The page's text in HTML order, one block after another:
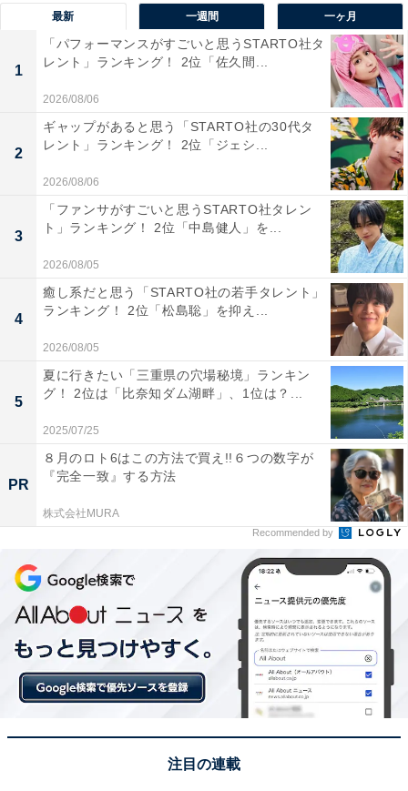
1位：セブン-イレブン
1位は「セブン-イレブン」でした。
セブン-イレブンでは、「セブンプレミアム」「セブンプ
レミアムゴールド」のシリーズ名で高品質な食パンを取
りそろえていたり、菓子パンや総菜パンのバリエーショ
ンが豊富であったりとパン商品のラインアップが充実し
ています。
サクッとかるい外側ともちっとした内側の生地が特徴の
「国産小麦使用ふんわりメロンパン」、ふんわりとした
口あたりにちぎってからの食べやすさが魅力の「国産小
麦使用チョコクリームのちぎりパン」が人気商品に挙げ
られます。
アンケートの自由回答欄では、「メロンパンがふわふわ
で美味しいから」（愛知県／20代女性）をはじめ、「セ
ブンプレミアムのパンが美味しいから」（鹿児島県／30
代女性）、「金の食パンが好きだから」（東京都／40代
女性）、「セブンプレミアムゴールドの食パンがとても
おいしい」（大阪府／30代男性）などのコメントが寄せ
られています。
この記事の筆者：長谷川 優人
1990年生まれ。30代突入と同時期に未経験でライター業
を開始。日常系アニメと車好き。女性声優さんにも関心
をもち個人的にイベントへ参加している。現在の所有車
最新 一週間 一ヶ月
1
「パフォーマンスがすごいと思うSTARTO社タ
レント」ランキング！ 2位「佐久間...
2026/08/06
2
ギャップがあると思う「STARTO社の30代タ
レント」ランキング！ 2位「ジェシ...
2026/08/06
3
「ファンサがすごいと思うSTARTO社タレン
ト」ランキング！ 2位「中島健人」を...
2026/08/05
4
癒し系だと思う「STARTO社の若手タレント」
ランキング！ 2位「松島聡」を抑え...
2026/08/05
5
夏に行きたい「三重県の穴場秘境」ランキン
グ！ 2位は「比奈知ダム湖畔」、1位は？...
2025/07/25
PR
８月のロト6はこの方法で買え!!６つの数字が
『完全一致』する方法
株式会社MURA
Recommended by
注目の連載